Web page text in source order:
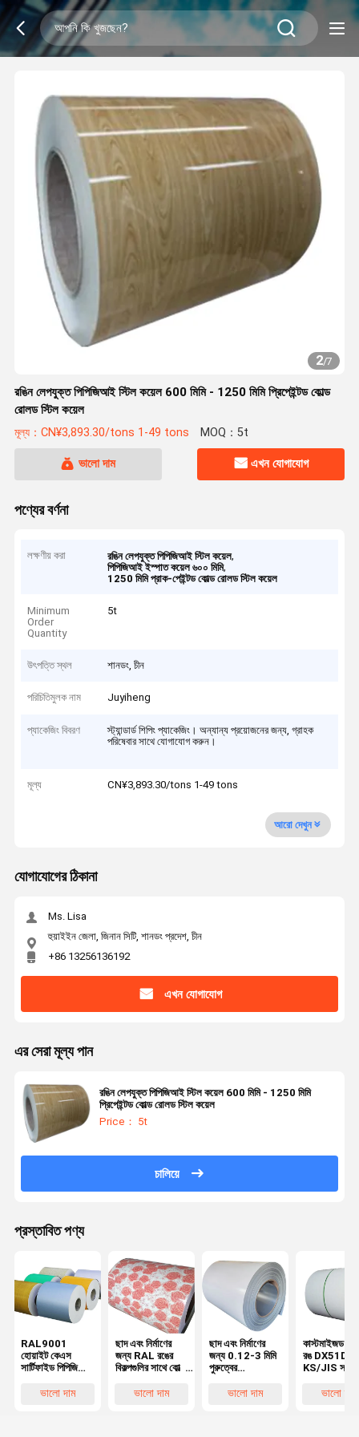
2/7
রঙিন লেপযুক্ত পিপিজিআই স্টিল কয়েল 600 মিমি - 1250 মিমি প্রিপেইন্টড কোল্ড
রোলড স্টিল কয়েল
মূল্য：CN¥3,893.30/tons 1-49 tons MOQ：5t
ভালো দাম এখন যোগাযোগ
পণ্যের বর্ণনা
লক্ষণীয় করা রঙিন লেপযুক্ত পিপিজিআই স্টিল কয়েল,
পিপিজিআই ইস্পাত কয়েল ৬০০ মিমি,
1250 মিমি প্রাক-পেইন্টড কোল্ড রোলড স্টিল কয়েল
Minimum
Order
Quantity
5t
উৎপত্তি স্থল শানডং, চীন
পরিচিতিমুলক নাম Juyiheng
প্যাকেজিং বিবরণ
স্ট্যান্ডার্ড শিপিং প্যাকেজিং। অন্যান্য প্রয়োজনের জন্য, গ্রাহক
পরিষেবার সাথে যোগাযোগ করুন।
মূল্য CN¥3,893.30/tons 1-49 tons
আরো দেখুন
যোগাযোগের ঠিকানা
Ms. Lisa
হুয়াইইন জেলা, জিনান সিটি, শানডং প্রদেশ, চীন
+86 13256136192
এখন যোগাযোগ
এর সেরা মূল্য পান
রঙিন লেপযুক্ত পিপিজিআই স্টিল কয়েল 600 মিমি - 1250 মিমি
প্রিপেইন্টড কোল্ড রোলড স্টিল কয়েল
Price： 5t
চালিয়ে
প্রস্তাবিত পণ্য
RAL9001
হোয়াইট কেএস
সার্টিফাইড পিপিজিআই
নির্মাণের জন্য কাটিং
ভালো দাম
ছাদ এবং নির্মাণের
জন্য RAL রঙের
বিকল্পগুলির সাথে কোল্ড
PPGI স্টিল কয়েল
ভালো দাম
ছাদ এবং নির্মাণের
জন্য 0.12-3 মিমি
পুরুত্বের
পিপিজিআই ইস্পাত
ভালো দাম
কাস্টমাইজড
রঙ DX51D
KS/JIS
গ্যালভানাইজড
ভালো দাম